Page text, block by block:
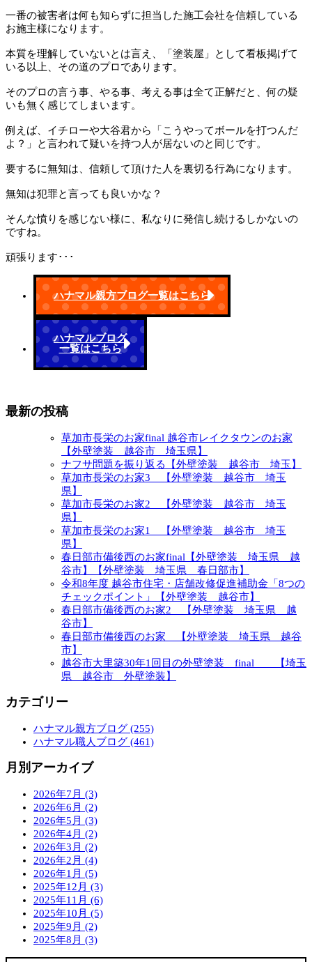
一番の被害者は何も知らずに担当した施工会社を信頼している
お施主様になります。
本質を理解していないとは言え、「塗装屋」として看板掲げて
いる以上、その道のプロであります。
そのプロの言う事、やる事、考える事は全て正解だと、何の疑
いも無く感じてしまいます。
例えば、イチローや大谷君から「こうやってボールを打つんだ
よ？」と言われて疑いを持つ人が居ないのと同じです。
要するに無知は、信頼して頂けた人を裏切る行為になります。
無知は犯罪と言っても良いかな？
そんな憤りを感じない様に、私なりに発信し続けるしかないの
ですね。
頑張ります･･･
ハナマル親方ブログ一覧はこちら
ハナマルブログ
一覧はこちら
最新の投稿
草加市長栄のお家final 越谷市レイクタウンのお家
【外壁塗装 越谷市 埼玉県】
ナフサ問題を振り返る【外壁塗装 越谷市 埼玉】
草加市長栄のお家3 【外壁塗装 越谷市 埼玉
県】
草加市長栄のお家2 【外壁塗装 越谷市 埼玉
県】
草加市長栄のお家1 【外壁塗装 越谷市 埼玉
県】
春日部市備後西のお家final【外壁塗装 埼玉県 越
谷市】【外壁塗装 埼玉県 春日部市】
令和8年度 越谷市住宅・店舗改修促進補助金「8つの
チェックポイント」【外壁塗装 越谷市】
春日部市備後西のお家2 【外壁塗装 埼玉県 越
谷市】
春日部市備後西のお家 【外壁塗装 埼玉県 越谷
市】
越谷市大里築30年1回目の外壁塗装 final 【埼玉
県 越谷市 外壁塗装】
カテゴリー
ハナマル親方ブログ (255)
ハナマル職人ブログ (461)
月別アーカイブ
2026年7月 (3)
2026年6月 (2)
2026年5月 (3)
2026年4月 (2)
2026年3月 (2)
2026年2月 (4)
2026年1月 (5)
2025年12月 (3)
2025年11月 (6)
2025年10月 (5)
2025年9月 (2)
2025年8月 (3)